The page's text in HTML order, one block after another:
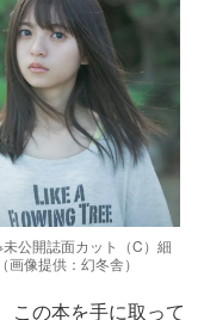
公開誌面カット（C）細
画像提供：幻冬舎）
この本を手に取って